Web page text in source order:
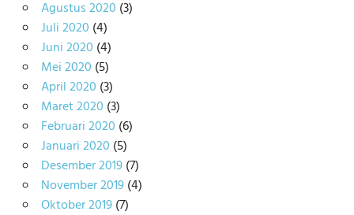
Agustus 2020 (3)
Juli 2020 (4)
Juni 2020 (4)
Mei 2020 (5)
April 2020 (3)
Maret 2020 (3)
Februari 2020 (6)
Januari 2020 (5)
Desember 2019(7)
November 2019(4)
Oktober 2019(7)